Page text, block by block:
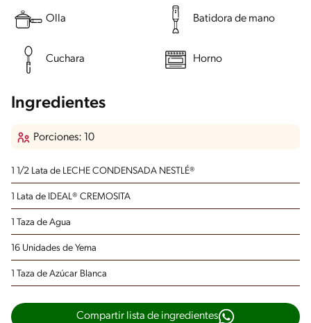
Olla Batidora de mano
Cuchara Horno
Ingredientes
Porciones: 10
1 1/2 Lata de LECHE CONDENSADA NESTLÉ®
1 Lata de IDEAL® CREMOSITA
1 Taza de Agua
16 Unidades de Yema
1 Taza de Azúcar Blanca
Compartir lista de ingredientes